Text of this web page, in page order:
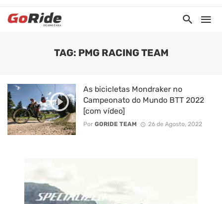
TAG: PMG RACING TEAM
As bicicletas Mondraker no
Campeonato do Mundo BTT 2022
[com vídeo]
Por GORIDE TEAM 26 de Agosto, 2022